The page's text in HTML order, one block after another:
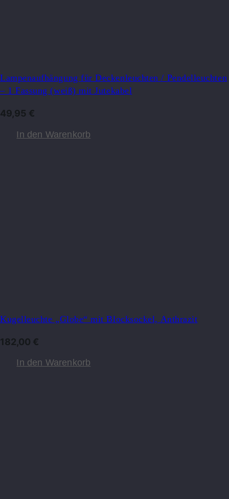
Lampenaufhängung für Deckenleuchten / Pendelleuchten
– 1 Fassung (weiß) mit Jutekabel
49,95 €
In den Warenkorb
Kugelleuchte „Globe“ mit Blocksockel, Anthrazit
182,00 €
In den Warenkorb